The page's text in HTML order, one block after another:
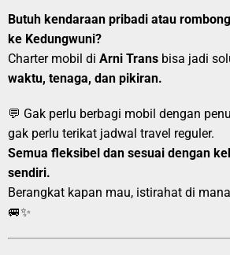
Butuh kendaraan pribadi atau
ke Kedungwuni?
Charter mobil di Arni Trans bisa jadi
waktu, tenaga, dan pikiran.
💬 Gak perlu berbagi mobil dengan
gak perlu terikat jadwal travel reguler.
Semua fleksibel dan sesuai dengan
sendiri.
Berangkat kapan mau, istirahat di
🚐✨